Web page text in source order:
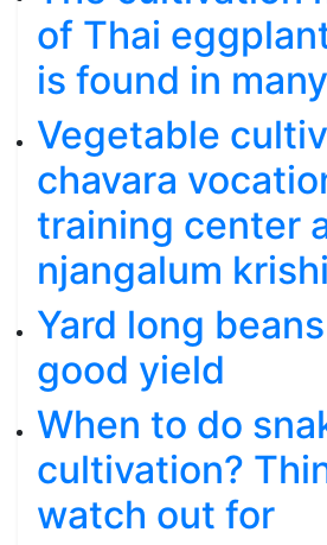
of Thai
is found in
Vegetable
chavara
training center
njangalum
Yard long
good yield
When to do
cultivation?
watch out for